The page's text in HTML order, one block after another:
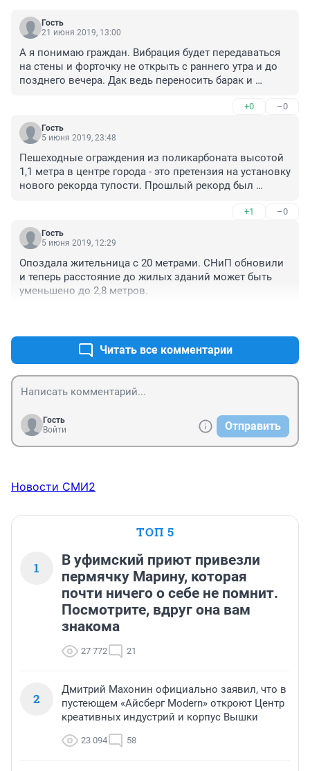
Гость
21 июня 2019, 13:00
А я понимаю граждан. Вибрация будет передаваться
на стены и форточку не открыть с раннего утра и до
позднего вечера. Дак ведь переносить барак и
не стали и газончик не дома отделяет от проезжей
части. Не понимаю я чем занимаются чиновники.
А то что в коробку между 4 домами втыкают
дорог и свет близлежащим домам закрыт.
+0 –0
Гость
5 июня 2019, 23:48
Пешеходные ограждения из поликарбоната высотой
1,1 метра в центре города - это претензия на установку
нового рекорда тупости. Прошлый рекорд был
+1 –0
Гость
5 июня 2019, 12:29
Опоздала жительница с 20 метрами. СНиП обновили
и теперь расстояние до жилых зданий может быть
уменьшено до 2,8 метров.
Читать все комментарии
Гость
Войти
Отправить
Новости СМИ2
ТОП 5
1
В уфимский приют привезли
пермячку Марину, которая
почти ничего о себе не помнит.
Посмотрите, вдруг она вам
знакома
27 772 21
2
Дмитрий Махонин официально заявил, что в
пустеющем «Айсберг Modern» откроют Центр
креативных индустрий и корпус Вышки
23 094 58